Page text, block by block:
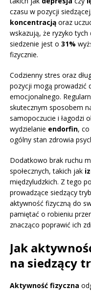
czasu w pozycji
koncentracją oraz
wskazują, że ryzyko
siedzenie jest o 31%
fizycznie.
Codzienny stres oraz
pozycji mogą prowadzić
emocjonalnego.
skutecznym sposobem
samopoczucie i łagodzi
wydzielanie endorfin,
ogólny stan zdrowia
Dodatkowo brak ruchu
społecznych, takich jak
międzyludzkich. Z tego
prowadzące siedzący
aktywność fizyczną do
pamiętać o robieniu
znacząco poprawić ich
Jak
na siedzący
Aktywność fizyczna